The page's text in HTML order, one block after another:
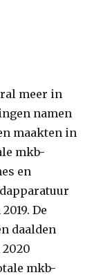
meer in
namen
maakten in
mkb-
en
De
daalden
mkb-